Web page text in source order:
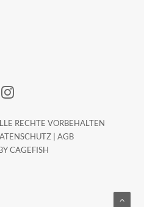
RECHTE VORBEHALTEN
| AGB
CAGEFISH